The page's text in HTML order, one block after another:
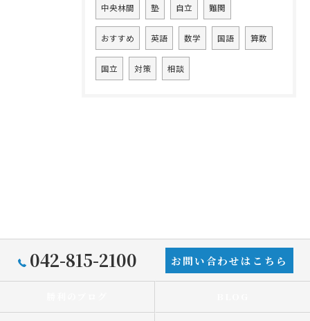
中央林間 塾 自立 難関
おすすめ 英語 数学 国語 算数
国立 対策 相談
042-815-2100 お問い合わせはこちら